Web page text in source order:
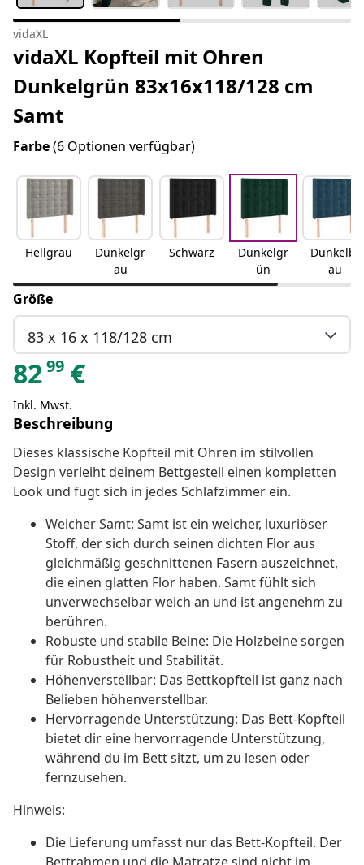
vidaXL
vidaXL Kopfteil mit Ohren
Dunkelgrün 83x16x118/128 cm
Samt
Farbe(6 Optionen verfügbar)
Hellgrau
Dunkelgr
au
Schwarz
Dunkelgr
ün
Dunkelbl
au
Größe
83 x 16 x 118/128 cm
8299 €
Inkl. Mwst.
Beschreibung
Dieses klassische Kopfteil mit Ohren im stilvollen
Design verleiht deinem Bettgestell einen kompletten
Look und fügt sich in jedes Schlafzimmer ein.
Weicher Samt: Samt ist ein weicher, luxuriöser
Stoff, der sich durch seinen dichten Flor aus
gleichmäßig geschnittenen Fasern auszeichnet,
die einen glatten Flor haben. Samt fühlt sich
unverwechselbar weich an und ist angenehm zu
berühren.
Robuste und stabile Beine: Die Holzbeine sorgen
für Robustheit und Stabilität.
Höhenverstellbar: Das Bettkopfteil ist ganz nach
Belieben höhenverstellbar.
Hervorragende Unterstützung: Das Bett-Kopfteil
bietet dir eine hervorragende Unterstützung,
während du im Bett sitzt, um zu lesen oder
fernzusehen.
Hinweis:
Die Lieferung umfasst nur das Bett-Kopfteil. Der